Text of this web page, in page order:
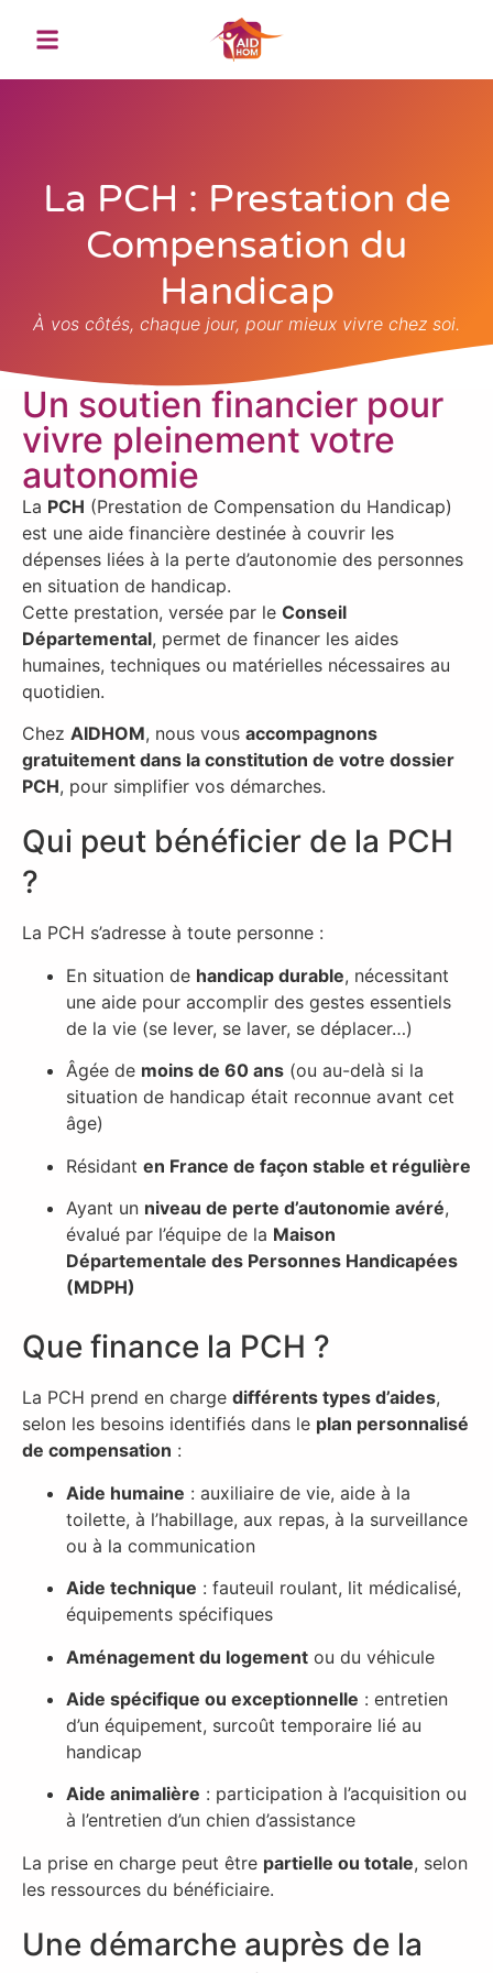
principal
La PCH : Prestation de
Compensation du
Handicap
À vos côtés, chaque jour, pour mieux vivre chez soi.
Un soutien financier pour
vivre pleinement votre
autonomie
La PCH (Prestation de Compensation du Handicap)
est une aide financière destinée à couvrir les
dépenses liées à la perte d’autonomie des personnes
en situation de handicap.
Cette prestation, versée par le Conseil
Départemental, permet de financer les aides
humaines, techniques ou matérielles nécessaires au
quotidien.
Chez AIDHOM, nous vous accompagnons
gratuitement dans la constitution de votre dossier
PCH, pour simplifier vos démarches.
Qui peut bénéficier de la PCH
?
La PCH s’adresse à toute personne :
En situation de handicap durable, nécessitant
une aide pour accomplir des gestes essentiels
de la vie (se lever, se laver, se déplacer…)
Âgée de moins de 60 ans (ou au-delà si la
situation de handicap était reconnue avant cet
âge)
Résidant en France de façon stable et régulière
Ayant un niveau de perte d’autonomie avéré,
évalué par l’équipe de la Maison
Départementale des Personnes Handicapées
(MDPH)
Que finance la PCH ?
La PCH prend en charge différents types d’aides,
selon les besoins identifiés dans le plan personnalisé
de compensation :
Aide humaine : auxiliaire de vie, aide à la
toilette, à l’habillage, aux repas, à la surveillance
ou à la communication
Aide technique : fauteuil roulant, lit médicalisé,
équipements spécifiques
Aménagement du logement ou du véhicule
Aide spécifique ou exceptionnelle : entretien
d’un équipement, surcoût temporaire lié au
handicap
Aide animalière : participation à l’acquisition ou
à l’entretien d’un chien d’assistance
La prise en charge peut être partielle ou totale, selon
les ressources du bénéficiaire.
Une démarche auprès de la